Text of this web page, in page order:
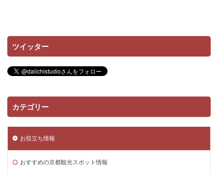
ツイッター
カテゴリー
お役立ち情報
おすすめの京都観光スポット情報